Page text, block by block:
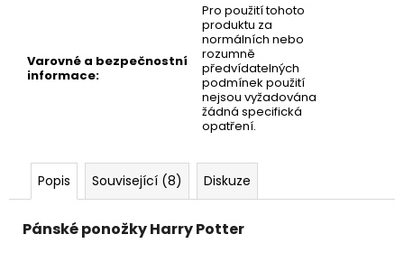
Varovné a bezpečnostní
informace:
Pro použití tohoto
produktu za
normálních nebo
rozumně
předvídatelných
podmínek použití
nejsou vyžadována
žádná specifická
opatření.
Popis Související (8) Diskuze
Pánské ponožky Harry Potter
ČERNÁ